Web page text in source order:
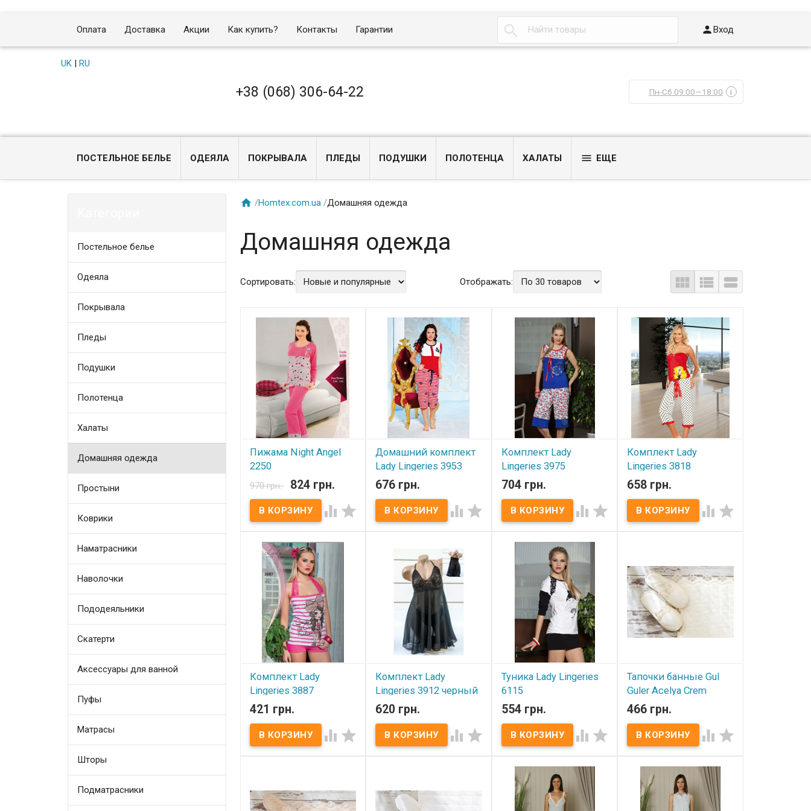
Оплата Доставка Акции Как купить? Контакты Гарантии  Вход
UK| RU
+38 (068) 306-64-22 Пн-Сб 09:00—18:00 i
ПОСТЕЛЬНОЕ БЕЛЬЕ ОДЕЯЛА ПОКРЫВАЛА ПЛЕДЫ ПОДУШКИ ПОЛОТЕНЦА ХАЛАТЫ  ЕЩЕ
Постельное белье
Одеяла
Покрывала
Пледы
Подушки
Полотенца
Халаты
Домашняя одежда
Простыни
Коврики
Наматрасники
Наволочки
Пододеяльники
Скатерти
Аксессуары для ванной
Пуфы
Матрасы
Шторы
Подматрасники
 /Homtex.com.ua /Домашняя одежда
Домашняя одежда
Сортировать: Отображать:   
Пижама Night Angel
2250
В наличии
Домашний костюм для
дома и сна. Комплект
состоит из двух изделий:
Состав: 100% хлопок.
Размеры: S/M, L/XL.
Производитель: Night Angel
(Турция)
970 грн. 824 грн.
 
Домашний комплект
Lady Lingeries 3953
В наличии
Комплект Lady Lingeries.
93% хлопок, 7%
эластан.
Lady
Lingeries (Турция).
676 грн.
 
Комплект Lady
Lingeries 3975
В наличии
Комплект Lady Lingeries.
93% хлопок, 7%
эластан.
или от S до L)
Производитель:Lady
Lingeries (Турция).
704 грн.
 
Комплект Lady
Lingeries 3818
В наличии
Комплект Lady Lingeries.
93% хлопок, 7%
эластан.
658 грн.
 
Комплект Lady
Lingeries 3887
В наличии
Комплект Lady Lingeries.
93% хлопок, 7%
эластан.
421 грн.
 
Комплект Lady
Lingeries 3912 черный
В наличии
Комплект Lady Lingeries.
Состав: 93% хлопок, 7%
эластан​ Размеры: M Цвет:
620 грн.
 
Туника Lady Lingeries
6115
В наличии
Туника Lady Lingeries.
93% хлопок, 7%
эластан.
или от S до L)
Производитель:
Lady
Lingeries (Турция).
554 грн.
 
Тапочки банные Gul
Guler Acelya Crem
В наличии
Тапочки банные Gul Guler
Acelya Crem Размер: 37-38
Состав: 100% хлопок с
Gul Guler (Турция)
466 грн.
 